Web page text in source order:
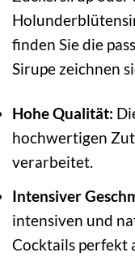
finden Sie die
Sirupe zeichnen
Hohe Qualität:
hochwertigen
verarbeitet.
Intensiver
intensiven und
Cocktails perfekt